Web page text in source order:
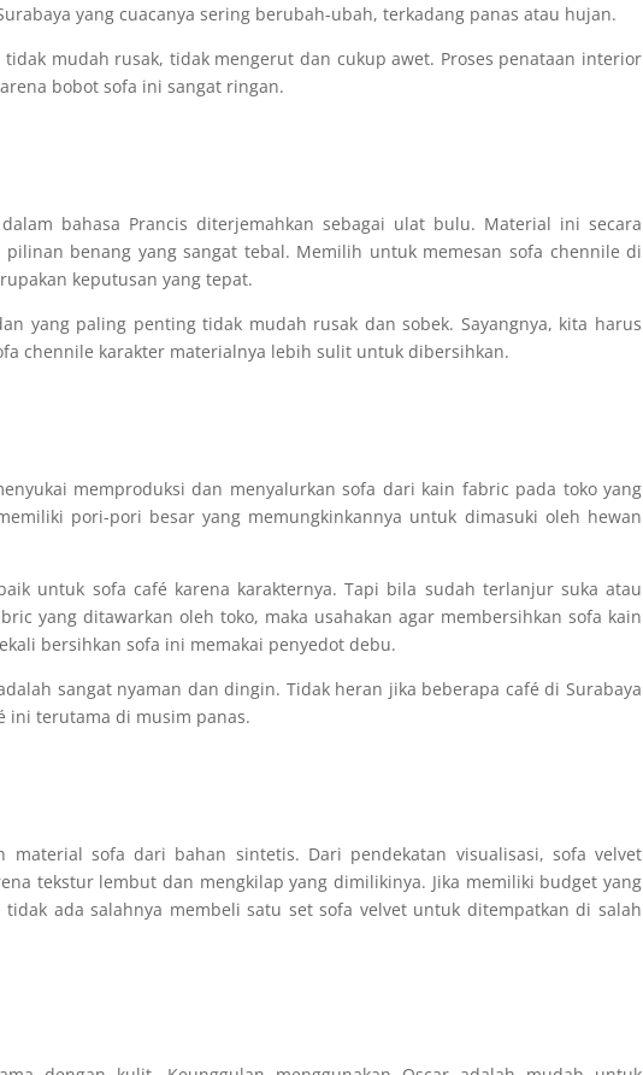
yang cuacanya sering berubah-ubah, terkadang panas atau hujan.
mudah rusak, tidak mengerut dan cukup awet. Proses penataan interior
bobot sofa ini sangat ringan.
bahasa Prancis diterjemahkan sebagai ulat bulu. Material ini secara
benang yang sangat tebal. Memilih untuk memesan sofa chennile di
keputusan yang tepat.
yang paling penting tidak mudah rusak dan sobek. Sayangnya, kita harus
chennile karakter materialnya lebih sulit untuk dibersihkan.
memproduksi dan menyalurkan sofa dari kain fabric pada toko yang
pori-pori besar yang memungkinkannya untuk dimasuki oleh hewan
untuk sofa café karena karakternya. Tapi bila sudah terlanjur suka atau
yang ditawarkan oleh toko, maka usahakan agar membersihkan sofa kain
bersihkan sofa ini memakai penyedot debu.
sangat nyaman dan dingin. Tidak heran jika beberapa café di Surabaya
ini terutama di musim panas.
material sofa dari bahan sintetis. Dari pendekatan visualisasi, sofa velvet
tekstur lembut dan mengkilap yang dimilikinya. Jika memiliki budget yang
ada salahnya membeli satu set sofa velvet untuk ditempatkan di salah